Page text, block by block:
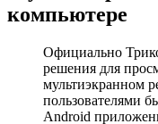
компьютере
Официально
решения для
мультиэкранном
пользователями
Android